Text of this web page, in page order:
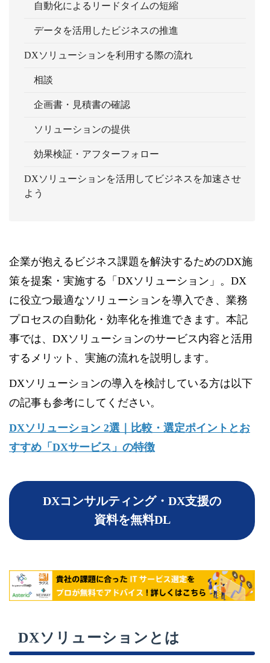
自動化によるリードタイムの短縮
データを活用したビジネスの推進
DXソリューションを利用する際の流れ
相談
企画書・見積書の確認
ソリューションの提供
効果検証・アフターフォロー
DXソリューションを活用してビジネスを加速させ
よう
企業が抱えるビジネス課題を解決するためのDX施
策を提案・実施する「DXソリューション」。DX
に役立つ最適なソリューションを導入でき、業務
プロセスの自動化・効率化を推進できます。本記
事では、DXソリューションのサービス内容と活用
するメリット、実施の流れを説明します。
DXソリューションの導入を検討している方は以下
の記事も参考にしてください。
DXソリューション 2選｜比較・選定ポイントとお
すすめ「DXサービス」の特徴
DXコンサルティング・DX支援の
資料を無料DL
DXソリューションとは